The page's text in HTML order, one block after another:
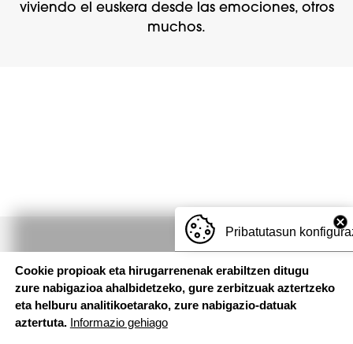
viviendo el euskera desde las emociones, otros
muchos.
Pribatutasun
Cookie propioak eta hirugarrenenak erabiltzen ditugu
zure nabigazioa ahalbidetzeko, gure zerbitzuak aztertzeko
eta helburu analitikoetarako, zure nabigazio-datuak
aztertuta. Informazio gehiago